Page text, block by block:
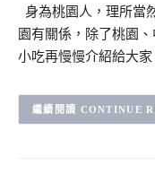
身為桃園人，理所當
園有關係，除了桃園
小吃再慢慢介紹給大
CONTINUE